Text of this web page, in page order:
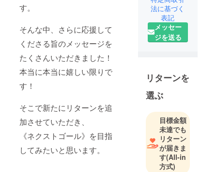
す。
そんな中、さらに応援して
くださる旨のメッセージを
たくさんいただきました！
本当に本当に嬉しい限りで
す！
そこで新たにリターンを追
加させていただき、
《ネクストゴール》を目指
してみたいと思います。
法に基づく
表記
メッセー
ジを送る
リターンを
選ぶ
目標金額
未達でも
リターン
が届きま
す(All-in
方式)